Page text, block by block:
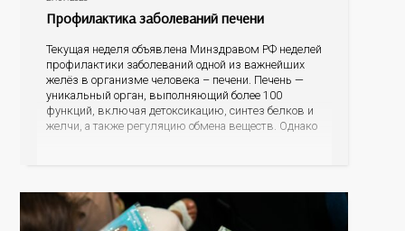
Профилактика заболеваний печени
Текущая неделя объявлена Минздравом РФ неделей
профилактики заболеваний одной из важнейших
желёз в организме человека – печени. Печень —
уникальный орган, выполняющий более 100
функций, включая детоксикацию, синтез белков и
желчи, а также регуляцию обмена веществ. Однако